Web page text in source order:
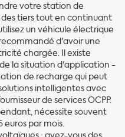
votre station de
tiers tout en continuant
un véhicule électrique
d'avoir une
chargée. Il existe
la situation d'application -
de recharge qui peut
intelligentes avec
de services OCPP.
nécessite souvent
par mois.